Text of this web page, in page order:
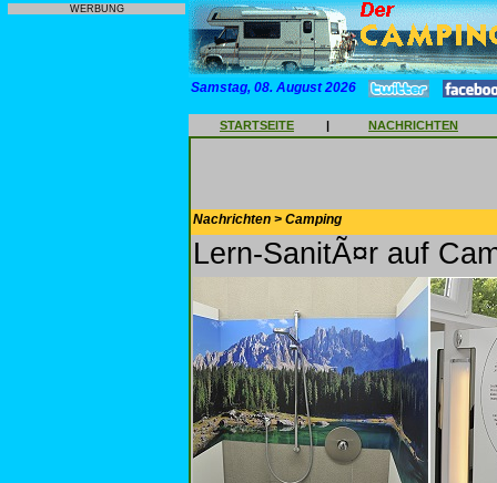
WERBUNG
Samstag, 08. August 2026
STARTSEITE | NACHRICHTEN
Nachrichten > Camping
Lern-SanitÃ¤r auf